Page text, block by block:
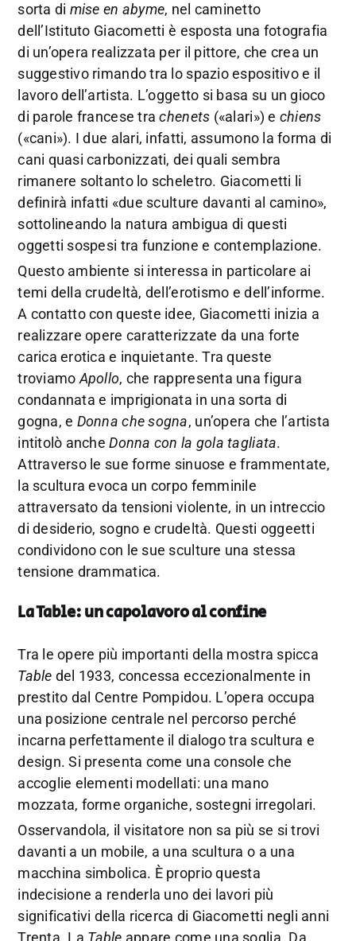
sorta di mise en abyme, nel caminetto
dell’Istituto Giacometti è esposta una fotografia
di un’opera realizzata per il pittore, che crea un
suggestivo rimando tra lo spazio espositivo e il
lavoro dell’artista. L’oggetto si basa su un gioco
di parole francese trachenets («alari») e chiens
(«cani»). I due alari, infatti, assumono la forma di
cani quasi carbonizzati, dei quali sembra
rimanere soltanto lo scheletro. Giacometti li
definirà infatti «due sculture davanti al camino»,
sottolineando la natura ambigua di questi
oggetti sospesi tra funzione e contemplazione.
Questo ambiente si interessa in particolare ai
temi della crudeltà, dell’erotismo e dell’informe.
A contatto con queste idee, Giacometti inizia a
realizzare opere caratterizzate da una forte
carica erotica e inquietante. Tra queste
troviamo Apollo, che rappresenta una figura
condannata e imprigionata in una sorta di
gogna, e Donna che sogna, un’opera che l’artista
intitolò ancheDonna con la gola tagliata.
Attraverso le sue forme sinuose e frammentate,
la scultura evoca un corpo femminile
attraversato da tensioni violente, in un intreccio
di desiderio, sogno e crudeltà. Questi oggeetti
condividono con le sue sculture una stessa
tensione drammatica.
La Table: un capolavoro al confine
Tra le opere più importanti della mostra spicca
Table del 1933, concessa eccezionalmente in
prestito dal Centre Pompidou. L’opera occupa
una posizione centrale nel percorso perché
incarna perfettamente il dialogo tra scultura e
design. Si presenta come una console che
accoglie elementi modellati: una mano
mozzata, forme organiche, sostegni irregolari.
Osservandola, il visitatore non sa più se si trovi
davanti a un mobile, a una scultura o a una
macchina simbolica. È proprio questa
indecisione a renderla uno dei lavori più
significativi della ricerca di Giacometti negli anni